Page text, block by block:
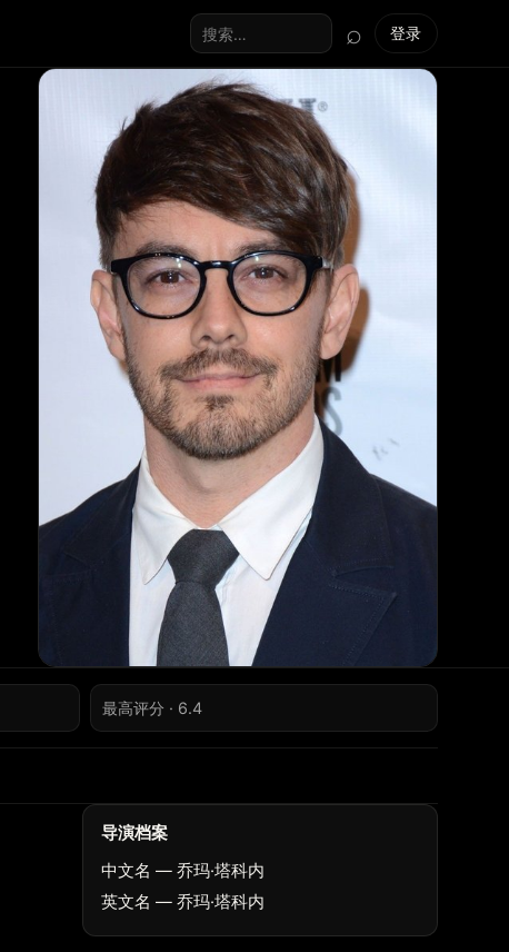
搜索全站
⌕ 登录
最高评分 · 6.4
导演档案
中文名 — 乔玛·塔科内
英文名 — 乔玛·塔科内